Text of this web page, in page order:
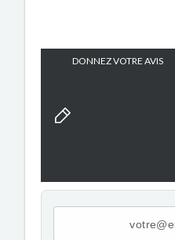
DONNEZ VOTRE AVIS